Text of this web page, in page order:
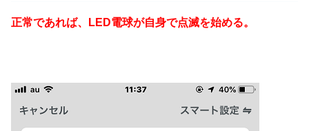
正常であれば、LED電球が自身で点滅を始める。